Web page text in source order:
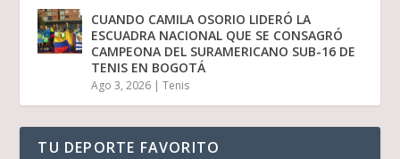
CUANDO CAMILA OSORIO LIDERÓ LA
ESCUADRA NACIONAL QUE SE CONSAGRÓ
CAMPEONA DEL SURAMERICANO SUB-16 DE
TENIS EN BOGOTÁ
Ago 3, 2026 |Tenis
TU DEPORTE FAVORITO